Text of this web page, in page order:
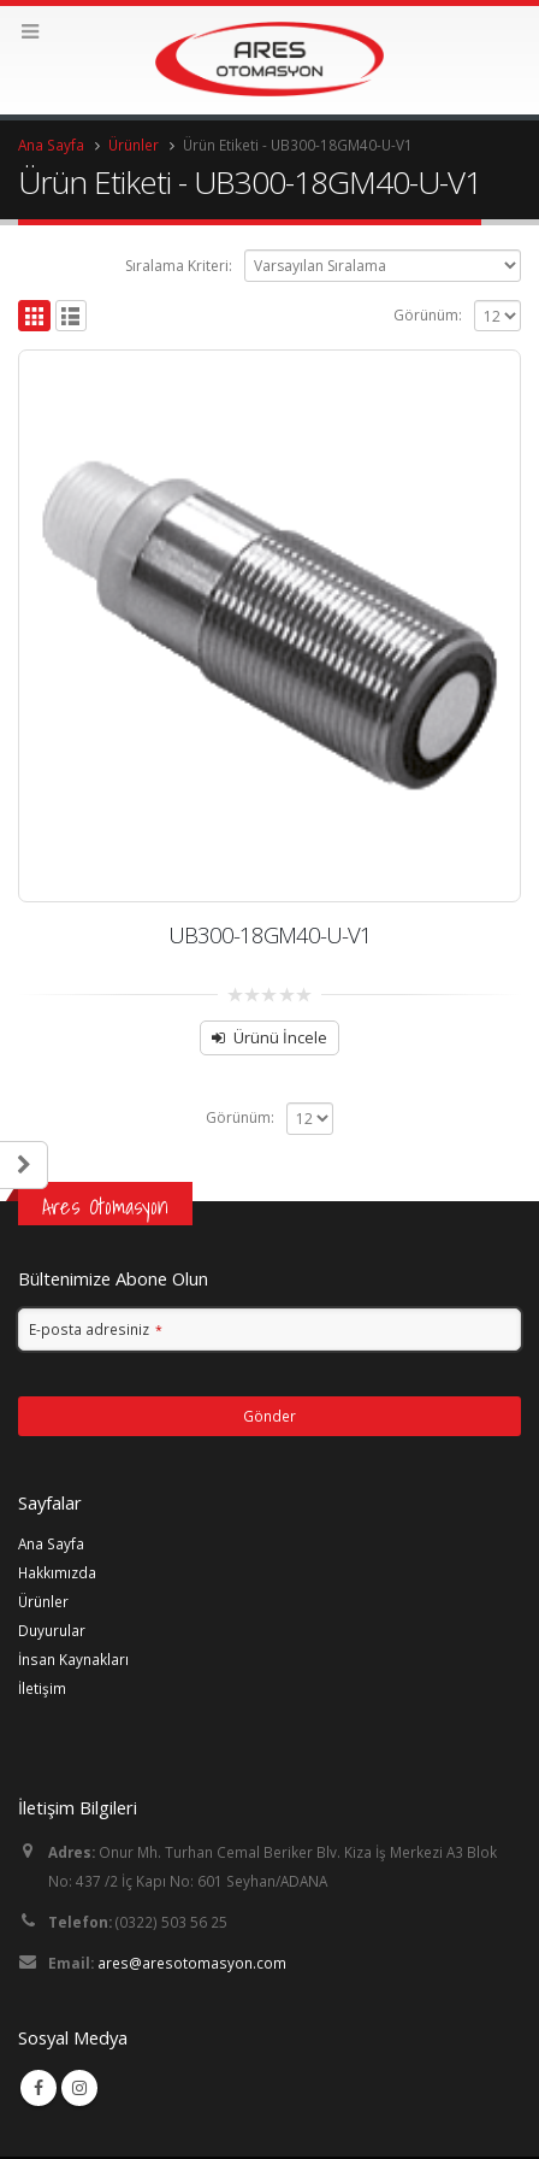
Ana Sayfa Ürünler Ürün Etiketi - UB300-18GM40-U-V1
Ürün Etiketi - UB300-18GM40-U-V1
Sıralama Kriteri:
Görünüm:
UB300-18GM40-U-V1
0
out
of
Ürünü İncele
Görünüm:
Ares Otomasyon
Bültenimize Abone Olun
E-posta adresiniz *
Gönder
boş
bırakılmalıdır
Sayfalar
Ana Sayfa
Hakkımızda
Ürünler
Duyurular
İnsan Kaynakları
İletişim
İletişim Bilgileri
Adres: Onur Mh. Turhan Cemal Beriker Blv. Kiza İş Merkezi A3 Blok
No: 437 /2 İç Kapı No: 601 Seyhan/ADANA
Telefon:(0322) 503 56 25
Email: ares@aresotomasyon.com
Sosyal Medya